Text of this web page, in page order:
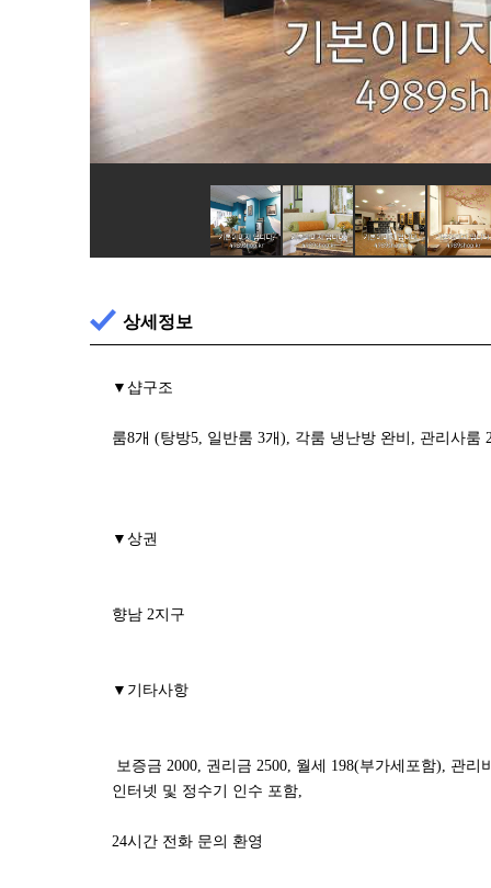
상세정보
▼샵구조
룸8개 (탕방5, 일반룸 3개), 각룸 냉난방 완비, 관리사
▼상권
향남 2지구
▼기타사항
보증금 2000, 권리금 2500, 월세 198(부가세포함), 관
인터넷 및 정수기 인수 포함,
24시간 전화 문의 환영